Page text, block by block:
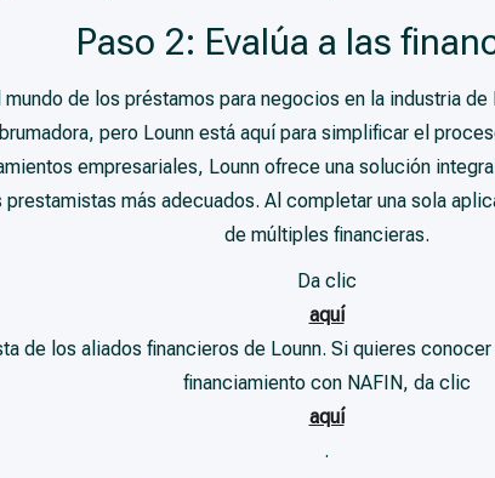
Paso 2: Evalúa a las
mundo de los préstamos para negocios en la industria
pero Lounn está aquí para simplificar el
empresariales, Lounn ofrece una solución
prestamistas más adecuados. Al completar una sola
de múltiples financieras.
Da clic
aquí
de los aliados financieros de Lounn. Si quieres
financiamiento con NAFIN, da clic
aquí
.